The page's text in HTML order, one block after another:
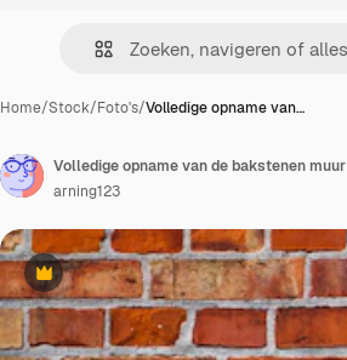
Home/Stock/Foto's/Volledige opname van…
Premium
Volledige opname van de bakstenen muur
arning123